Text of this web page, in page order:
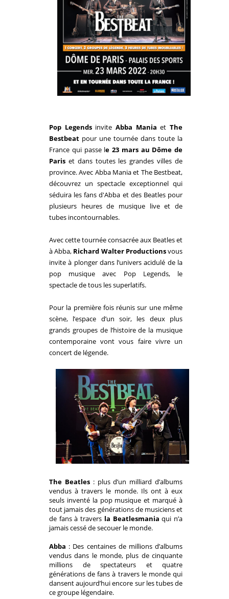
Pop LegendsinviteAbba Mania etThe
Bestbeat pour une tournée dans toute la
France qui passe le 23 mars au Dôme de
Paris et dans toutes les grandes villes de
province. Avec Abba Maniaet The Bestbeat,
découvrez un spectacle exceptionnel qui
séduira les fans d'Abba et des Beatles pour
plusieurs heures de musique live et de
tubes incontournables.
Avec cette tournée consacrée aux Beatles et
àAbba, Richard Walter Productionsvous
invite à plonger dans l’univers acidulé de la
pop musique avec Pop Legends, le
spectacle de tous les superlatifs.
Pour la première fois réunis sur une même
scène, l’espace d’un soir, les deux plus
grands groupes de l’histoire de la musique
contemporaine vont vous faire vivre un
concert de légende.
The Beatles: plus d’un milliard d’albums
vendus à travers le monde. Ils ont à eux
seuls inventé la pop musique et marqué à
tout jamais des générations de musiciens et
de fans à travers la Beatlesmania qui n’a
jamais cessé de secouer le monde.
Abba : Des centaines de millions d’albums
vendus dans le monde, plus de cinquante
millions de spectateurs et quatre
générations de fans à travers le monde qui
dansent aujourd’hui encore sur les tubes de
ce groupe légendaire.